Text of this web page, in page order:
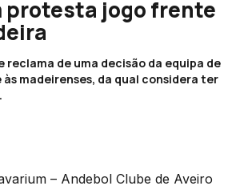
protesta jogo frente
reclama de uma decisão da equipa de
madeirenses, da qual considera ter
– Andebol Clube de Aveiro